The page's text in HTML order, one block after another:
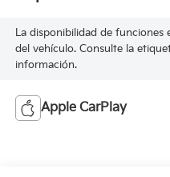
La disponibilidad de funciones
del vehículo. Consulte la
información.
Apple CarPlay